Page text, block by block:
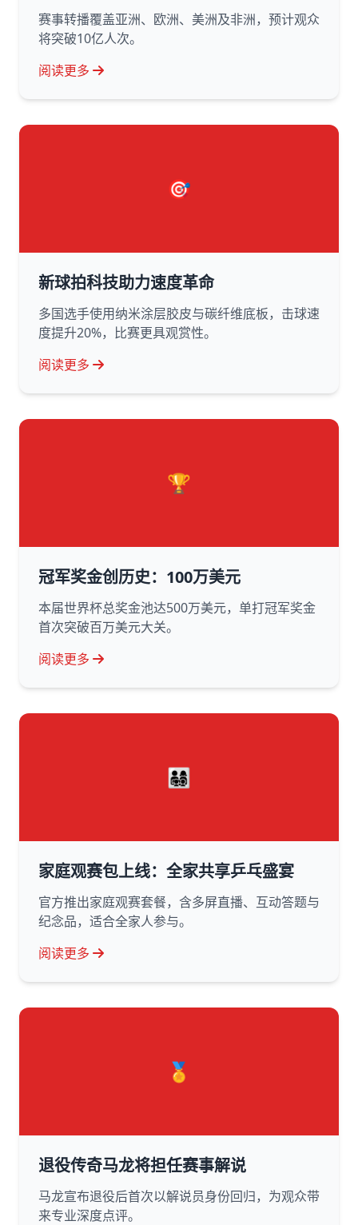
赛事转播覆盖亚洲、欧洲、美洲及非洲，预计观众
将突破10亿人次。
阅读更多
🎯
新球拍科技助力速度革命
多国选手使用纳米涂层胶皮与碳纤维底板，击球速
度提升20%，比赛更具观赏性。
阅读更多
🏆
冠军奖金创历史：100万美元
本届世界杯总奖金池达500万美元，单打冠军奖金
首次突破百万美元大关。
阅读更多
👨‍👩‍👧‍👦
家庭观赛包上线：全家共享乒乓盛宴
官方推出家庭观赛套餐，含多屏直播、互动答题与
纪念品，适合全家人参与。
阅读更多
🏅
退役传奇马龙将担任赛事解说
马龙宣布退役后首次以解说员身份回归，为观众带
来专业深度点评。